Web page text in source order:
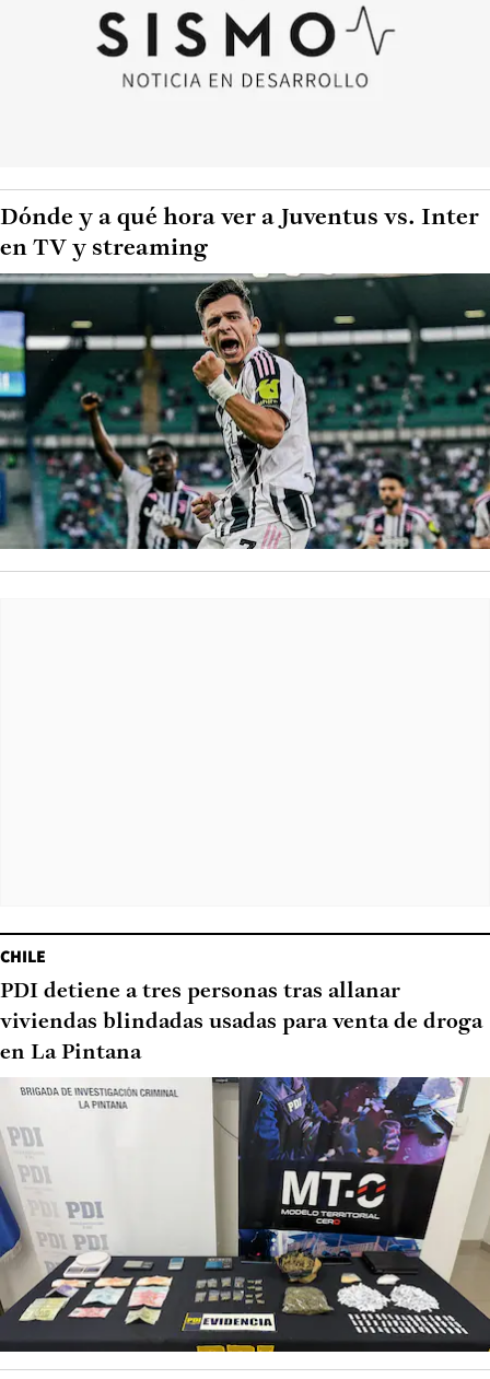
Dónde y a qué hora ver a Juventus vs. Inter
en TV y streaming
CHILE
PDI detiene a tres personas tras allanar
viviendas blindadas usadas para venta de droga
en La Pintana